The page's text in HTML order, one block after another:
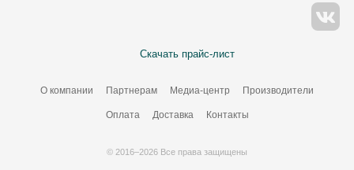
Скачать прайс-лист
О компании Партнерам Медиа-центр Производители
Оплата Доставка Контакты
© 2016–2026 Все права защищены